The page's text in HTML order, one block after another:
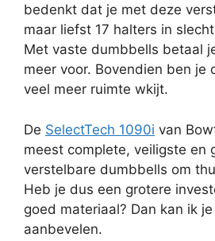
bedenkt dat je met deze
maar liefst 17 halters in
Met vaste dumbbells betaal
meer voor. Bovendien ben je
veel meer ruimte wkijt.
De SelectTech 1090i van
meest complete, veiligste en
verstelbare dumbbells om
Heb je dus een grotere
goed materiaal? Dan kan ik
aanbevelen.